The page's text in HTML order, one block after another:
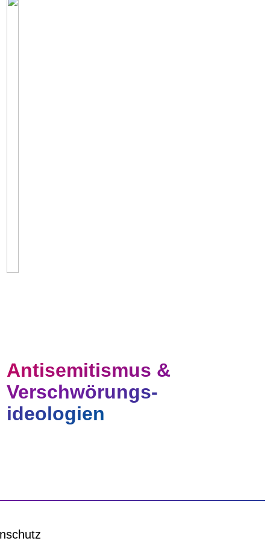
Antisemitismus &
Verschwörungs-
ideologien